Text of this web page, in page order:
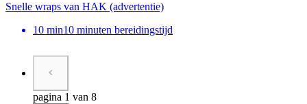
Snelle wraps van HAK (advertentie)
10 min10 minuten bereidingstijd
pagina 1 van 8